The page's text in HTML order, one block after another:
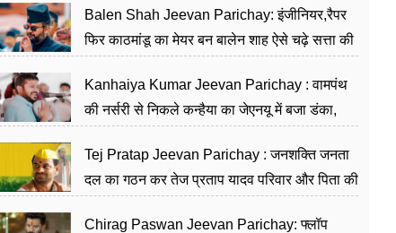
Balen Shah Jeevan Parichay: इंजीनियर,रैपर
फिर काठमांडू का मेयर बन बालेन शाह ऐसे चढ़े सत्ता की
Kanhaiya Kumar Jeevan Parichay : वामपंथ
की नर्सरी से निकले कन्हैया का जेएनयू में बजा डंका,
Tej Pratap Jeevan Parichay : जनशक्ति जनता
दल का गठन कर तेज प्रताप यादव परिवार और पिता की
Chirag Paswan Jeevan Parichay: फ्लॉप